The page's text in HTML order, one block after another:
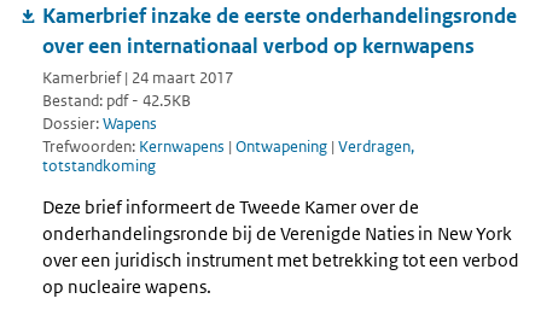
Kamerbrief inzake de eerste onderhandelingsronde
over een internationaal verbod op kernwapens
Kamerbrief | 24 maart 2017
Bestand: pdf - 42.5KB
Dossier:Wapens
Trefwoorden: Kernwapens | Ontwapening | Verdragen,
totstandkoming
Deze brief informeert de Tweede Kamer over de
onderhandelingsronde bij de Verenigde Naties in New York
over een juridisch instrument met betrekking tot een verbod
op nucleaire wapens.